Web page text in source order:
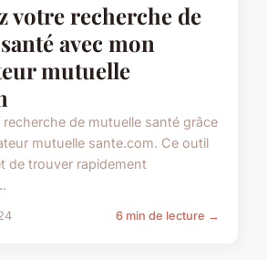
votre recherche de
avec mon
mutuelle
recherche de mutuelle santé grâce
mutuelle sante.com. Ce outil
de trouver rapidement
6 min de lecture →